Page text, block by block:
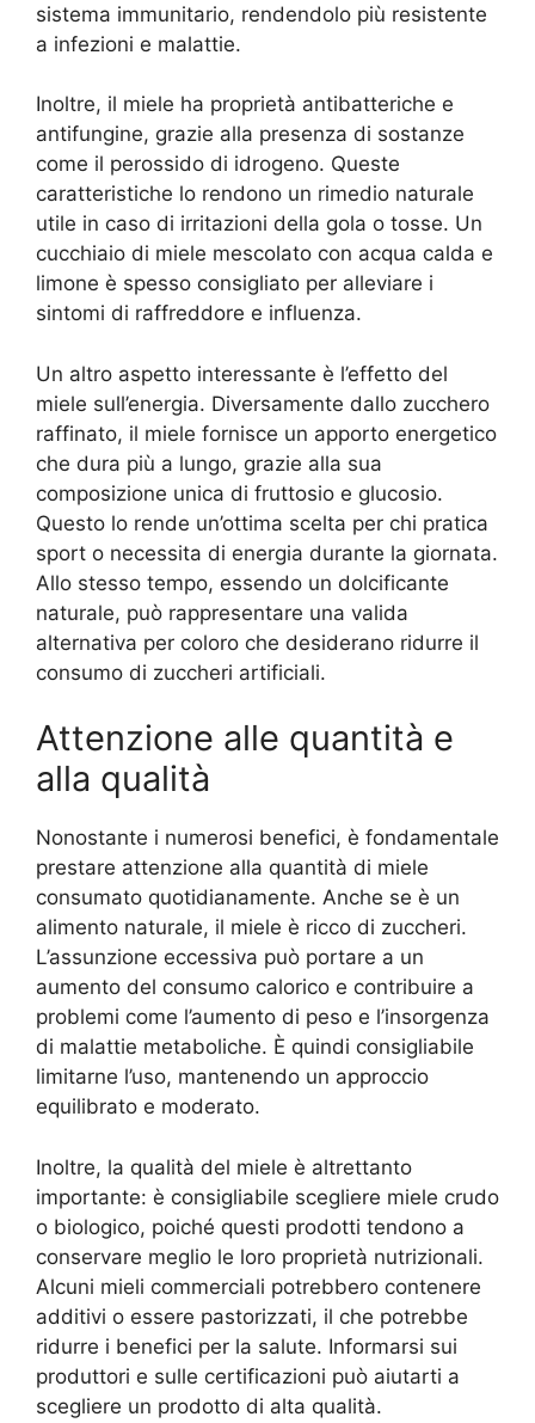
sistema immunitario, rendendolo più resistente
a infezioni e malattie.
Inoltre, il miele ha proprietà antibatteriche e
antifungine, grazie alla presenza di sostanze
come il perossido di idrogeno. Queste
caratteristiche lo rendono un rimedio naturale
utile in caso di irritazioni della gola o tosse. Un
cucchiaio di miele mescolato con acqua calda e
limone è spesso consigliato per alleviare i
sintomi di raffreddore e influenza.
Un altro aspetto interessante è l’effetto del
miele sull’energia. Diversamente dallo zucchero
raffinato, il miele fornisce un apporto energetico
che dura più a lungo, grazie alla sua
composizione unica di fruttosio e glucosio.
Questo lo rende un’ottima scelta per chi pratica
sport o necessita di energia durante la giornata.
Allo stesso tempo, essendo un dolcificante
naturale, può rappresentare una valida
alternativa per coloro che desiderano ridurre il
consumo di zuccheri artificiali.
Attenzione alle quantità e
alla qualità
Nonostante i numerosi benefici, è fondamentale
prestare attenzione alla quantità di miele
consumato quotidianamente. Anche se è un
alimento naturale, il miele è ricco di zuccheri.
L’assunzione eccessiva può portare a un
aumento del consumo calorico e contribuire a
problemi come l’aumento di peso e l’insorgenza
di malattie metaboliche. È quindi consigliabile
limitarne l’uso, mantenendo un approccio
equilibrato e moderato.
Inoltre, la qualità del miele è altrettanto
importante: è consigliabile scegliere miele crudo
o biologico, poiché questi prodotti tendono a
conservare meglio le loro proprietà nutrizionali.
Alcuni mieli commerciali potrebbero contenere
additivi o essere pastorizzati, il che potrebbe
ridurre i benefici per la salute. Informarsi sui
produttori e sulle certificazioni può aiutarti a
scegliere un prodotto di alta qualità.